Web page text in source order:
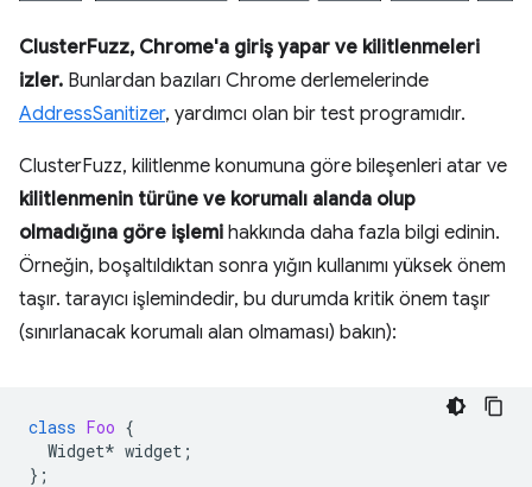
ClusterFuzz, Chrome'a giriş yapar ve kilitlenmeleri
izler. Bunlardan bazıları Chrome derlemelerinde
AddressSanitizer, yardımcı olan bir test programıdır.
ClusterFuzz, kilitlenme konumuna göre bileşenleri atar ve
kilitlenmenin türüne ve korumalı alanda olup
olmadığına göre işlemi hakkında daha fazla bilgi edinin.
Örneğin, boşaltıldıktan sonra yığın kullanımı yüksek önem
taşır. tarayıcı işlemindedir, bu durumda kritik önem taşır
(sınırlanacak korumalı alan olmaması) bakın):
class Foo {
Widget* widget ;
};